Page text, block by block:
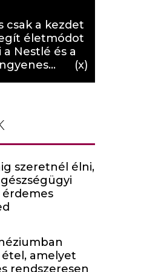
csak a kezdet
életmódot
Nestlé és a
szeretnél élni,
amelyet
rendszeresen